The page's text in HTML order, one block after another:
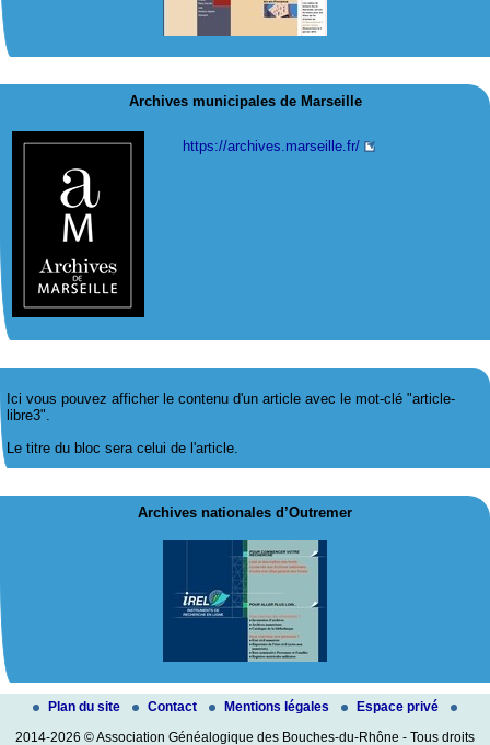
Archives municipales de Marseille
https://archives.marseille.fr/
Ici vous pouvez afficher le contenu d'un article avec le mot-clé "article-
libre3".
Le titre du bloc sera celui de l'article.
Archives nationales d’Outremer
Plan du site Contact Mentions légales
Espace privé
2014-2026 © Association Généalogique des Bouches-du-Rhône - Tous droits